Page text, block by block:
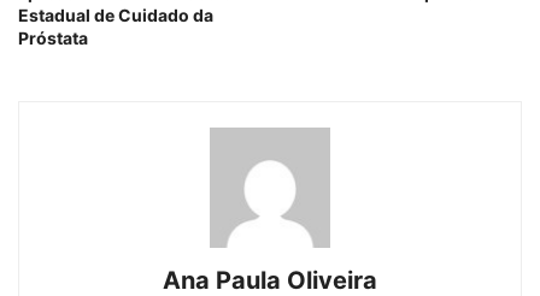
Estadual de Cuidado da
Próstata
Ana Paula Oliveira